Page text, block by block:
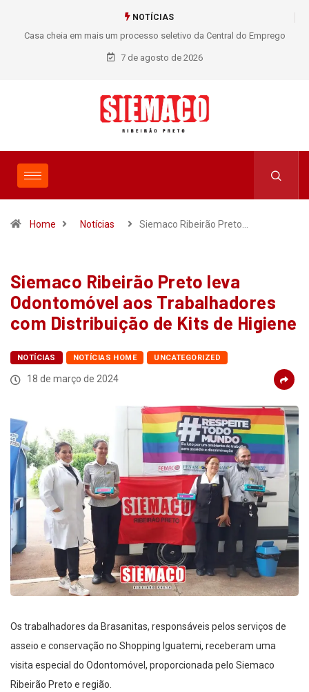
NOTÍCIAS
Casa cheia em mais um processo seletivo da Central do Emprego
SIEMACO!
7 de agosto de 2026
Home Notícias Siemaco Ribeirão Preto…
Siemaco Ribeirão Preto leva
Odontomóvel aos Trabalhadores
com Distribuição de Kits de Higiene
NOTÍCIAS NOTÍCIAS HOME UNCATEGORIZED
18 de março de 2024
Os trabalhadores da Brasanitas, responsáveis pelos serviços de
asseio e conservação no Shopping Iguatemi, receberam uma
visita especial do Odontomóvel, proporcionada pelo Siemaco
Ribeirão Preto e região.